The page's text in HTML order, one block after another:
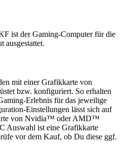
ist der Gaming-Computer für die
ausgestattet.
mit einer Grafikkarte von
bzw. konfiguriert. So erhalten
Erlebnis für das jeweilige
Einstellungen lässt sich auf
von Nvidia™ oder AMD™
Auswahl ist eine Grafikkarte
vor dem Kauf, ob Du diese ggf.